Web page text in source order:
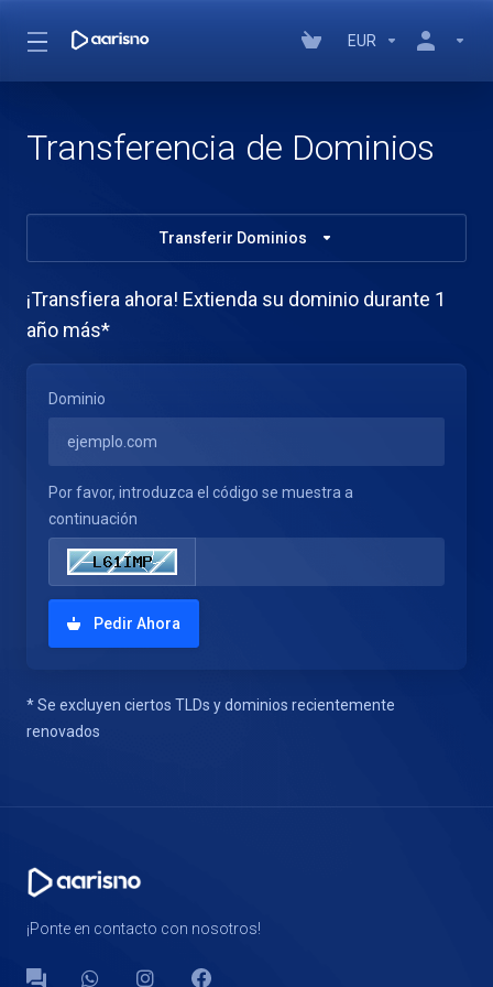
EUR
Transferencia de Dominios
Transferir Dominios
¡Transfiera ahora! Extienda su dominio durante 1
año más*
Dominio
Por favor, introduzca el código se muestra a
continuación
Pedir Ahora
* Se excluyen ciertos TLDs y dominios recientemente
renovados
¡Ponte en contacto con nosotros!